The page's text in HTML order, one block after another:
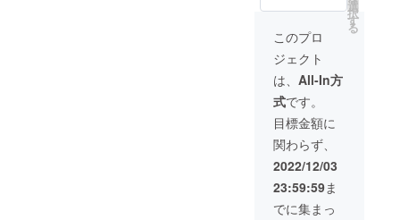
※車いす対応の車
両による移動支
援は、お受けで
きません。申し
訳ございませ
ん。
選
択
す
る
このプロ
ジェクト
は、 All-In方
式です。
目標金額に
関わらず、
2022/12/03
23:59:59ま
でに集まっ